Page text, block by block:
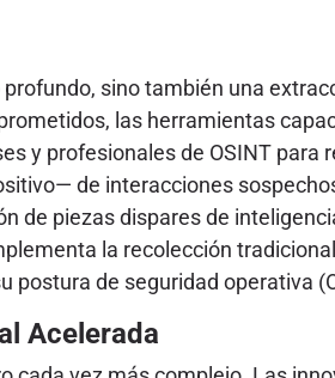
sino también una
las herramientas
y profesionales de OSINT
de interacciones
de piezas dispares de
la recolección
postura de seguridad operativa
Acelerada